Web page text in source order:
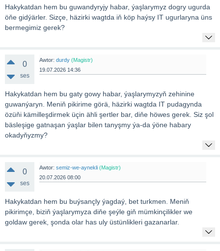
Hakykatdan hem bu guwandyryjy habar, ýaşlarymyz dogry ugurda
öňe gidýärler. Sizçe, häzirki wagtda iň köp haýsy IT ugurlaryna üns
bermegimiz gerek?
0
ses
Awtor: durdy (Magistr)
19.07.2026 14:36
Hakykatdan hem bu gaty gowy habar, ýaşlarymyzyň zehinine
guwanýaryn. Meniň pikirime görä, häzirki wagtda IT pudagynda
özüňi kämilleşdirmek üçin ähli şertler bar, diňe höwes gerek. Siz şol
bäsleşige gatnaşan ýaşlar bilen tanyşmy ýa-da ýöne habary
okadyňyzmy?
0
ses
Awtor: semiz-we-aynekli (Magistr)
20.07.2026 08:00
Hakykatdan hem bu buýsançly ýagdaý, bet turkmen. Meniň
pikirimçe, biziň ýaşlarymyza diňe şeýle giň mümkinçilikler we
goldaw gerek, şonda olar has uly üstünlikleri gazanarlar.